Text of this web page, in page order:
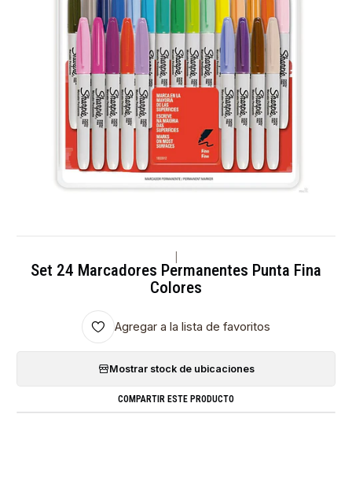
Set 24 Marcadores Permanentes Punta Fina
Colores
Agregar a la lista de favoritos
Mostrar stock de ubicaciones
COMPARTIR ESTE PRODUCTO